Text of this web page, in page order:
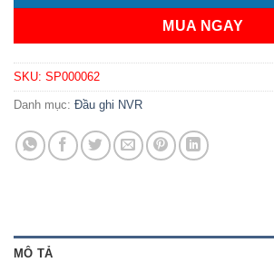
MUA NGAY
SKU: SP000062
Danh mục: Đầu ghi NVR
MÔ TẢ